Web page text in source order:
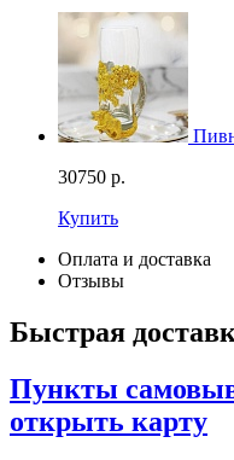
30750 р.
Купить
Оплата и доставка
Отзывы
Быстрая
Пункты
открыть карту